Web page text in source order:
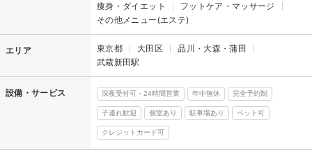
痩身・ダイエット
フットケア・マッサージ
その他メニュー(エステ)
エリア 東京都 大田区
品川・大森・蒲田
武蔵新田駅
設備・サービス 深夜受付可・24時間営業 年中無休 完全予約制
子連れ歓迎 個室あり 駐車場あり ペット可
クレジットカード可